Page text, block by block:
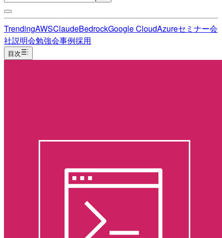
TrendingAWSClaudeBedrockGoogle CloudAzureセミナー会
社説明会勉強会事例採用
目次